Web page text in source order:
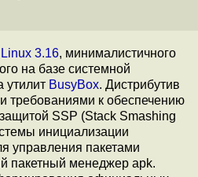
3.16, минималистичного
на базе системной
утилит BusyBox. Дистрибутив
требованиями к обеспечению
SSP (Stack Smashing
инициализации
управления пакетами
пакетный менеджер apk.